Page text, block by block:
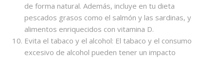
de forma natural. Además, incluye en tu dieta
pescados grasos como el salmón y las sardinas, y
alimentos enriquecidos con vitamina D.
Evita el tabaco y el alcohol: El tabaco y el consumo
excesivo de alcohol pueden tener un impacto